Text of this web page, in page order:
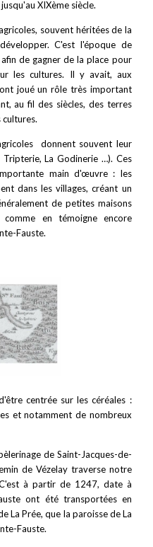
XIXème siècle.
souvent héritées de la
C'est l'époque de
de gagner de la place pour
les cultures. Il y avait, aux
joué un rôle très important
au fil des siècles, des terres
donnent souvent leur
La Godinerie …). Ces
main d'œuvre : les
dans les villages, créant un
de petites maisons
en témoigne encore
Fauste.
centrée sur les céréales :
et notamment de nombreux
de Saint-Jacques-de-
de Vézelay traverse notre
à partir de 1247, date à
ont été transportées en
La Prée, que la paroisse de La
Fauste.